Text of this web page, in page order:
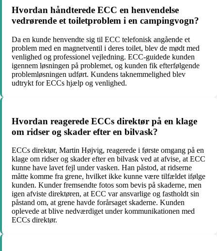
Hvordan håndterede ECC en henvendelse
vedrørende et toiletproblem i en campingvogn?
Da en kunde henvendte sig til ECC telefonisk angående et
problem med en magnetventil i deres toilet, blev de mødt med
venlighed og professionel vejledning. ECC-guidede kunden
igennem løsningen på problemet, og kunden fik efterfølgende
problemløsningen udført. Kundens taknemmelighed blev
udtrykt for ECCs hjælp og venlighed.
Hvordan reagerede ECCs direktør på en klage
om ridser og skader efter en bilvask?
ECCs direktør, Martin Højvig, reagerede i første omgang på en
klage om ridser og skader efter en bilvask ved at afvise, at ECC
kunne have lavet fejl under vasken. Han påstod, at ridserne
måtte komme fra grene, hvilket ikke kunne være tilfældet ifølge
kunden. Kunder fremsendte fotos som bevis på skaderne, men
igen afviste direktøren, at ECC var ansvarlige og fastholdt sin
påstand om, at grene havde forårsaget skaderne. Kunden
oplevede at blive nedværdiget under kommunikationen med
ECCs direktør.